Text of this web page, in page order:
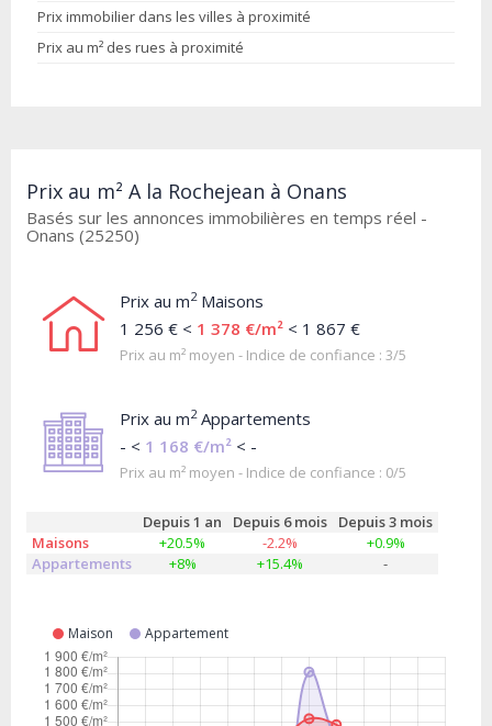
Prix immobilier dans les villes à proximité
Prix au m² des rues à proximité
Prix au m² A la Rochejean à Onans
Basés sur les annonces immobilières en temps réel -
Onans (25250)
Prix au m2Maisons
1 256 € < 1 378 €/m² < 1 867 €
Prix au m² moyen - Indice de confiance : 3/5
Prix au m2Appartements
- < 1 168 €/m² < -
Prix au m² moyen - Indice de confiance : 0/5
Depuis 1 an Depuis 6 mois
Depuis 3 mois
Maisons
+20.5% -2.2%
+0.9%
Appartements
+8% +15.4% -
Maison Appartement